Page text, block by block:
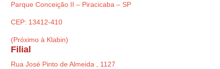
Parque Conceição II – Piracicaba – SP
CEP: 13412-410
(Próximo à Klabin)
Filial
Rua José Pinto de Almeida , 1127